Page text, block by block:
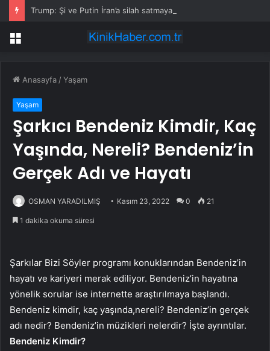
Trump: Şi ve Putin İran’a silah satmayacaklarını söyledi
Menü
Anasayfa /Yaşam
Yaşam
Şarkıcı Bendeniz Kimdir, Kaç
Yaşında, Nereli? Bendeniz’in
Gerçek Adı ve Hayatı
OSMAN YARADILMIŞ Kasım 23, 2022 0 21
1 dakika okuma süresi
Şarkılar Bizi Söyler programı konuklarından Bendeniz’in
hayatı ve kariyeri merak ediliyor. Bendeniz’in hayatına
yönelik sorular ise internette araştırılmaya başlandı.
Bendeniz kimdir, kaç yaşında,nereli? Bendeniz’in gerçek
adı nedir? Bendeniz’in müzikleri nelerdir? İşte ayrıntılar.
Bendeniz Kimdir?